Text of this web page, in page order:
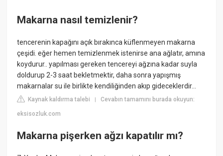
Makarna nasıl temizlenir?
tencerenin kapağını açık bırakınca küflenmeyen makarna
çeşidi. eğer hemen temizlenmek istenirse ana ağlatır, amına
koydurur.. yapılması gereken tencereyi ağzına kadar suyla
doldurup 2-3 saat bekletmektir, daha sonra yapışmış
makarnalar su ile birlikte kendiliğinden akıp gideceklerdir...
Kaynak kaldırma talebi |Cevabın tamamını burada okuyun:
eksisozluk.com
Makarna pişerken ağzı kapatılır mı?